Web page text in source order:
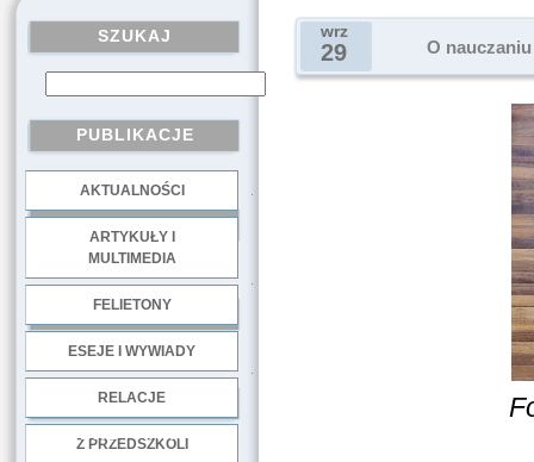
SZUKAJ
PUBLIKACJE
AKTUALNOŚCI
ARTYKUŁY I
MULTIMEDIA
FELIETONY
ESEJE I WYWIADY
RELACJE
Z PRZEDSZKOLI
wrz
29 O